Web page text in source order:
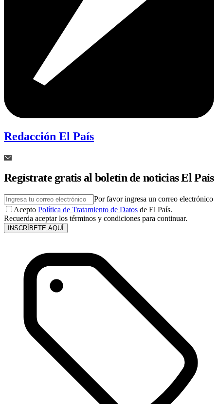
Redacción El País
Regístrate gratis al boletín de noticias El País
Por favor ingresa un correo electrónico
Acepto Política de Tratamiento de Datos de El País.
Recuerda aceptar los términos y condiciones para continuar.
INSCRÍBETE AQUÍ